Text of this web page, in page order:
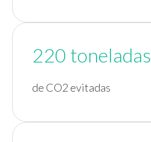
220 toneladas
de CO2 evitadas